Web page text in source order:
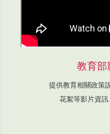
教育部
提供教育相關政策
花絮等影片資訊